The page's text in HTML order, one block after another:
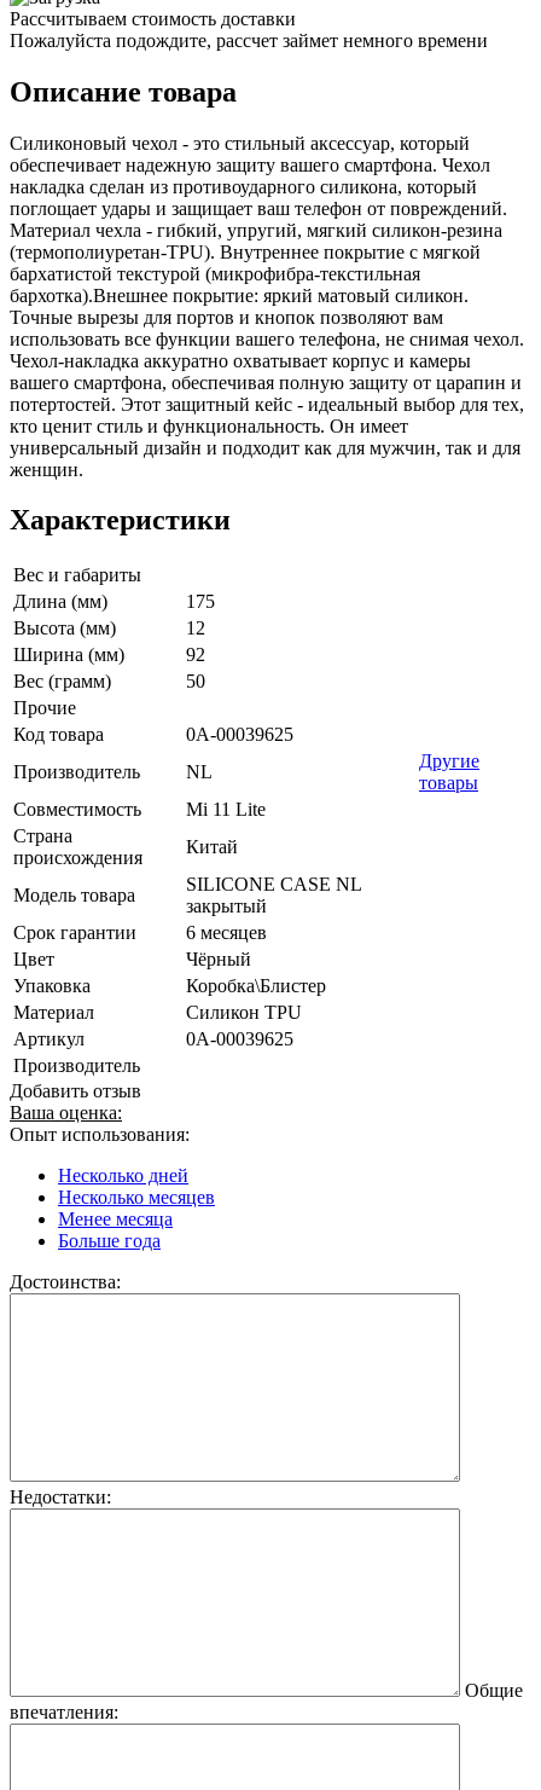
Рассчитываем стоимость доставки
Пожалуйста подождите, рассчет займет немного времени
Описание товара
Силиконовый чехол - это стильный аксессуар, который
обеспечивает надежную защиту вашего смартфона. Чехол
накладка сделан из противоударного силикона, который
поглощает удары и защищает ваш телефон от повреждений.
Материал чехла - гибкий, упругий, мягкий силикон-резина
(термополиуретан-TPU). Внутреннее покрытие с мягкой
бархатистой текстурой (микрофибра-текстильная
бархотка).Внешнее покрытие: яркий матовый силикон.
Точные вырезы для портов и кнопок позволяют вам
использовать все функции вашего телефона, не снимая чехол.
Чехол-накладка аккуратно охватывает корпус и камеры
вашего смартфона, обеспечивая полную защиту от царапин и
потертостей. Этот защитный кейс - идеальный выбор для тех,
кто ценит стиль и функциональность. Он имеет
универсальный дизайн и подходит как для мужчин, так и для
женщин.
Характеристики
Вес и габариты
Длина (мм)
175
Высота (мм)
12
Ширина (мм)
92
Вес (грамм)
50
Прочие
Код товара
0А-00039625
Производитель
NL
Другие
товары
Совместимость
Mi 11 Lite
Страна
происхождения
Китай
Модель товара
SILICONE CASE NL
закрытый
Срок гарантии
6 месяцев
Цвет
Чёрный
Упаковка
Коробка\Блистер
Материал
Силикон TPU
Артикул
0А-00039625
Производитель
Добавить отзыв
Ваша оценка:
Опыт использования:
Несколько дней
Несколько месяцев
Менее месяца
Больше года
Достоинства:
Недостатки:
Общие
впечатления: